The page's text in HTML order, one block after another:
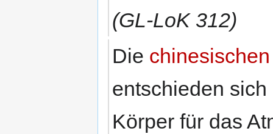
(GL-LoK 312)
Die
entschieden
Körper für das